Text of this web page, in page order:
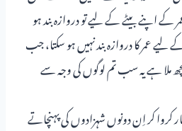
کے اپنے بیٹے کے لیے تو دروازہ بند ہو
عمر کا دروازہ بند نہیں ہو سکتا، جب
ملا ہے یہ سب تم لوگوں کی وجہ سے
کروا کر اِن دونوں شہزادوں کی پہنچاتے